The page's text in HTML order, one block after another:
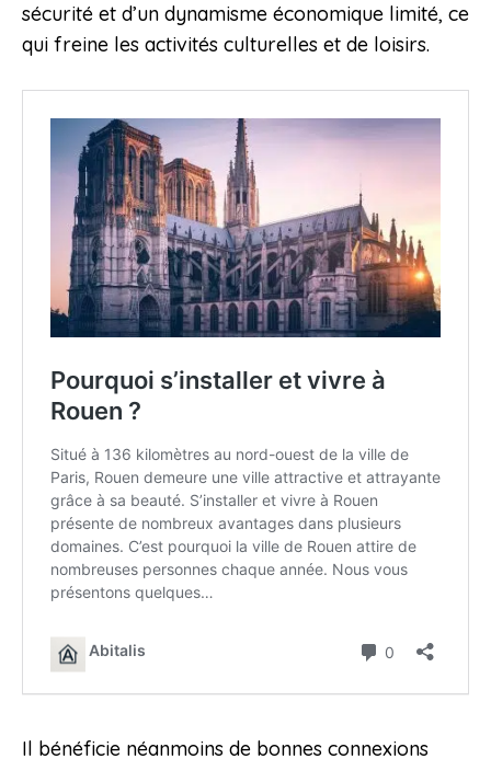
sécurité et d’un dynamisme économique limité, ce
qui freine les activités culturelles et de loisirs.
Il bénéficie néanmoins de bonnes connexions